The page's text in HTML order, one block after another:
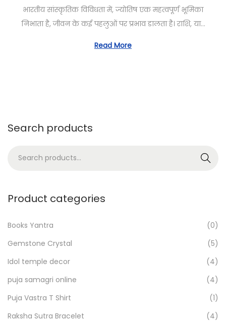
t
i
n
t
r
c
4
भारतीय सांस्कृतिक विविधता में, ज्योतिष एक महत्वपूर्ण भूमिका
निभाता है, जीवन के कई पहलुओं पर प्रभाव डालता है। राशि, या…
Read More
Search products
r
h
r
:
>
Search
Product categories
Books Yantra
(0)
Gemstone Crystal
(5)
Idol temple decor
(4)
puja samagri online
(4)
Puja Vastra T Shirt
(1)
Raksha Sutra Bracelet
(4)